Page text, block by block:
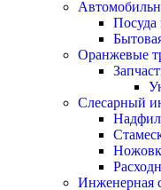
Посуда
Оранжевые
Слесарный
Инженерная